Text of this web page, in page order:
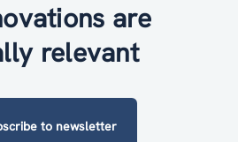
are
relevant
to newsletter